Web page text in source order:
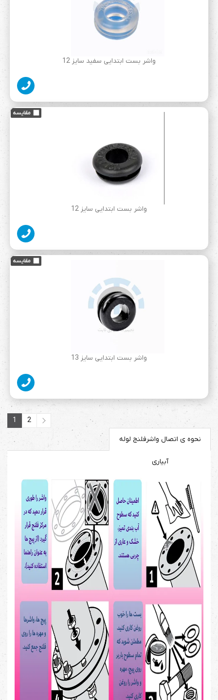
واشر بست ابتدایی سفید سایز 12
واشر بست ابتدایی سایز 12
واشر بست ابتدایی سایز 13
1 2
نحوه ی اتصال واشرفلنج لوله
آبیاری